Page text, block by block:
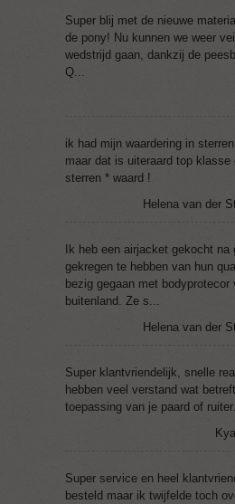
Super blij met de nieuwe
de pony! Nu kunnen we weer
wedstrijd gaan, dankzij de
Q...
ik had mijn waardering in
maar dat is uiteraard top klasse
sterren * waard !
Helena van der
Ik heb een airjacket gekocht na
gekregen te hebben van hun
bezig gegaan met bodyprotecor
buitenland. Ze s...
Helena van der
Super klantvriendelijk, snelle
hebben veel verstand wat
toepassing van je paard of
Super service en heel
besteld maar ik twijfelde toch